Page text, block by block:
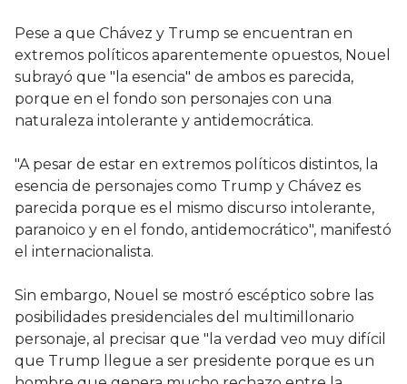
Pese a que Chávez y Trump se encuentran en
extremos políticos aparentemente opuestos, Nouel
subrayó que "la esencia" de ambos es parecida,
porque en el fondo son personajes con una
naturaleza intolerante y antidemocrática.
"A pesar de estar en extremos políticos distintos, la
esencia de personajes como Trump y Chávez es
parecida porque es el mismo discurso intolerante,
paranoico y en el fondo, antidemocrático", manifestó
el internacionalista.
Sin embargo, Nouel se mostró escéptico sobre las
posibilidades presidenciales del multimillonario
personaje, al precisar que "la verdad veo muy difícil
que Trump llegue a ser presidente porque es un